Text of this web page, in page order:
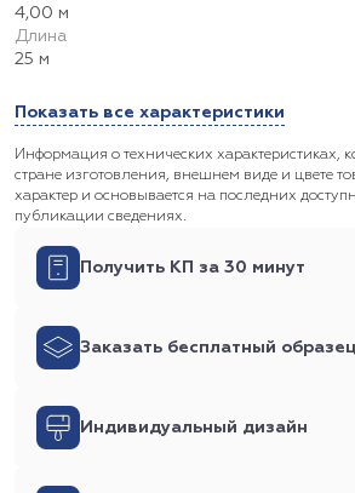
4,00 м
Длина
25 м
Показать все характеристики
Информация о технических характеристиках,
стране изготовления, внешнем виде и цвете
характер и основывается на последних
публикации сведениях.
Получить КП за 30 минут
Заказать бесплатный образец
Индивидуальный дизайн